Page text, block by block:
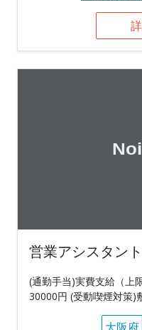
営業アシスタン
(通勤手当)実費支給（上
30000円 (受動喫煙対策)